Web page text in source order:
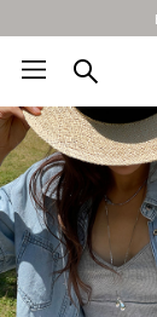
BEST100🤍 NEW5%